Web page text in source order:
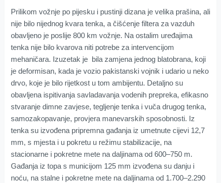
Prilikom vožnje po pijesku i pustinji dizana je velika prašina, ali
nije bilo nijednog kvara tenka, a čišćenje filtera za vazduh
obavljeno je poslije 800 km vožnje. Na ostalim uređajima
tenka nije bilo kvarova niti potrebe za intervencijom
mehaničara. Izuzetak je bila zamjena jednog blatobrana, koji
je deformisan, kada je vozio pakistanski vojnik i udario u neko
drvo, koje je bilo rijetkost u tom ambijentu. Detaljno su
obavljena ispitivanja savladavanja vodenih prepreka, efikasno
stvaranje dimne zavjese, tegljenje tenka i vuča drugog tenka,
samozakopavanje, provjera manevarskih sposobnosti. Iz
tenka su izvođena pripremna gađanja iz umetnute cijevi 12,7
mm, s mjesta i u pokretu u režimu stabilizacije, na
stacionarne i pokretne mete na daljinama od 600–750 m.
Gađanja iz topa s municijom 125 mm izvođena su danju i
noću, na stalne i pokretne mete na daljinama od 1.700–2.290